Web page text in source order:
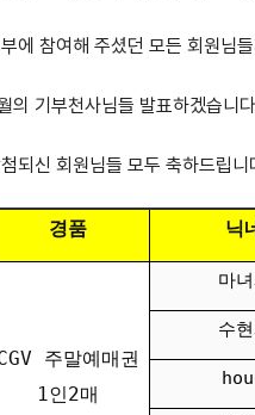
에 참여해 주셨던 모든 회원님
의 기부천사님들 발표하겠습니
되신 회원님들 모두 축하드립니
경품 닉
주말예매권
1인2매
마
수